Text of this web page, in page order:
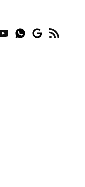
Whatsapp
Google
RSS